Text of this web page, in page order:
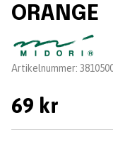
ORANGE
Leverantör:
Artikelnummer:
69 kr